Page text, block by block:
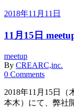
2018年11月11日
11月15日
meetup
By CREARC,inc.
0 Comments
2018年11月15日（
本木）にて、弊社